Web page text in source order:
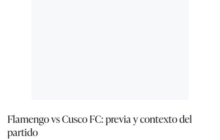
Flamengo vs Cusco FC: previa y contexto del
partido